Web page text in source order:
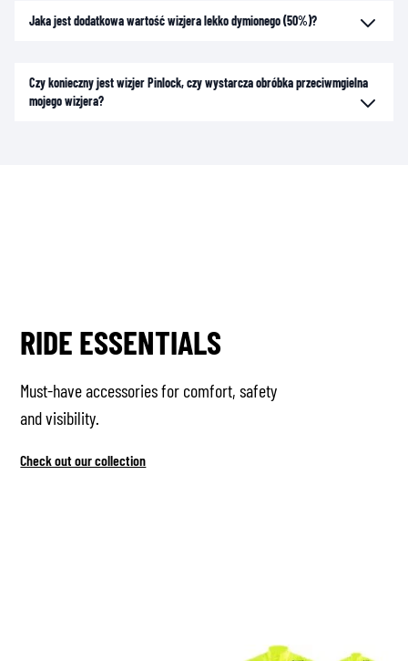
Jaka jest dodatkowa wartość wizjera lekko dymionego (50%)?
Czy konieczny jest wizjer Pinlock, czy wystarcza obróbka przeciwmgielna
mojego wizjera?
RIDE ESSENTIALS
Must-have accessories for comfort, safety
and visibility.
Check out our collection